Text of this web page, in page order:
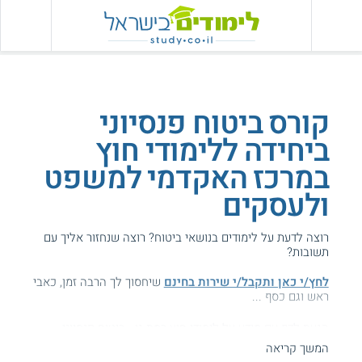
קורס ביטוח פנסיוני
ביחידה ללימודי חוץ
במרכז האקדמי למשפט
ולעסקים
רוצה לדעת על לימודים בנושאי ביטוח? רוצה שנחזור אליך עם
תשובות?
לחץ/י כאן ותקבל/י שירות בחינם שיחסוך לך הרבה זמן, כאבי
ראש וגם כסף ...
המשך קריאה